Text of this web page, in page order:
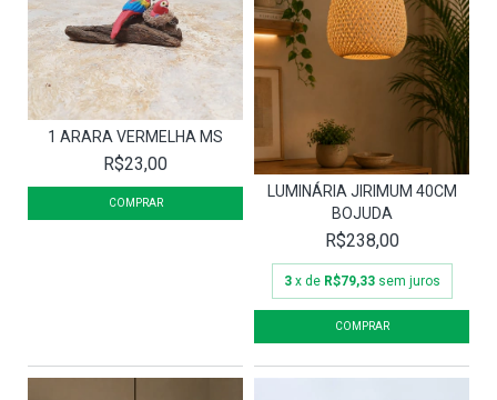
1 ARARA VERMELHA MS
R$23,00
LUMINÁRIA JIRIMUM 40CM
BOJUDA
R$238,00
3 x de R$79,33 sem juros